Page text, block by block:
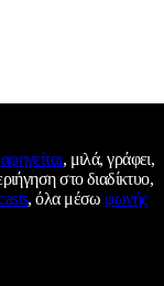
αφηγείται, μιλά, γράφει,
στο διαδίκτυο,
, όλα μέσωφωνής